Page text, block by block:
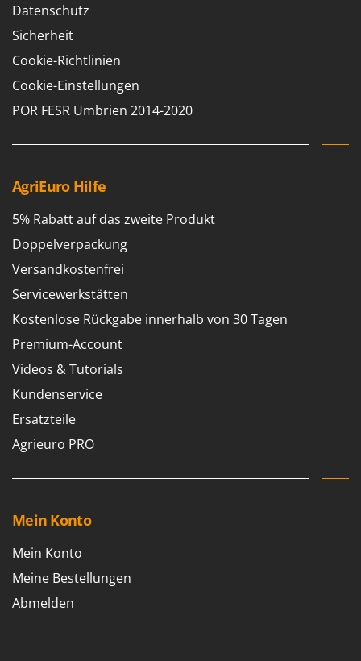
Datenschutz
Sicherheit
Cookie-Richtlinien
Cookie-Einstellungen
POR FESR Umbrien 2014-2020
AgriEuro Hilfe
5% Rabatt auf das zweite Produkt
Doppelverpackung
Versandkostenfrei
Servicewerkstätten
Kostenlose Rückgabe innerhalb von 30 Tagen
Premium-Account
Videos & Tutorials
Kundenservice
Ersatzteile
Agrieuro PRO
Mein Konto
Mein Konto
Meine Bestellungen
Abmelden